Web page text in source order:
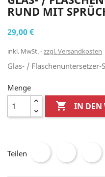
RUND MIT
29,00 €
inkl. MwSt. zzgl. Versandkosten
Glas- /
Menge
 IN DEN
Teilen